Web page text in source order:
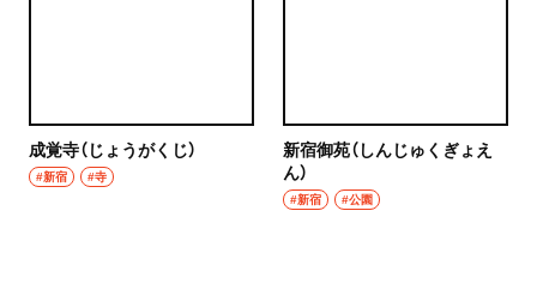
成覚寺（じょうがくじ）
#新宿 #寺
新宿御苑（しんじゅくぎょえ
ん）
#新宿 #公園